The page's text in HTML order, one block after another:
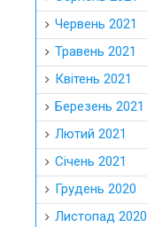
Червень 2021
Травень 2021
Квітень 2021
Березень 2021
Лютий 2021
Січень 2021
Грудень 2020
Листопад 2020